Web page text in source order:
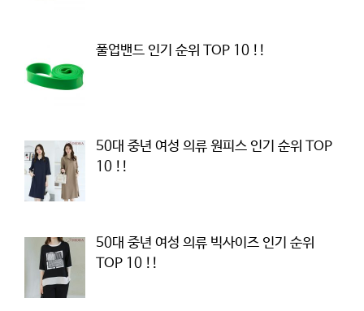
풀업밴드 인기 순위 TOP 10 !!
50대 중년 여성 의류 원피스 인기 순위 TOP
10 !!
50대 중년 여성 의류 빅사이즈 인기 순위
TOP 10 !!